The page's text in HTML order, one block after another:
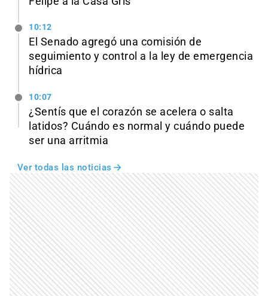
10:12
El Senado agregó una comisión de
seguimiento y control a la ley de emergencia
hídrica
10:07
¿Sentís que el corazón se acelera o salta
latidos? Cuándo es normal y cuándo puede
ser una arritmia
Ver todas las noticias